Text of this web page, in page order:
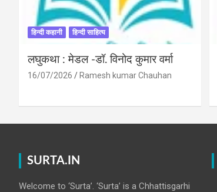
हिन्दी कहानी हिन्दी साहित्य
लघुकथा : मेडल -डॉ. विनोद कुमार वर्मा
16/07/2026 Ramesh kumar Chauhan
SURTA.IN
Welcome to ‘Surta’. ‘Surta’ is a Chhattisgarhi